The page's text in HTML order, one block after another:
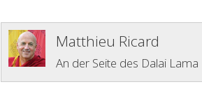
Matthieu Ricard
An der Seite des Dalai Lama